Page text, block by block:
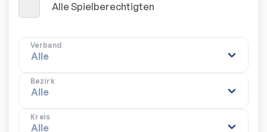
Alle Spielberechtigten
Verband
Bezirk
Kreis